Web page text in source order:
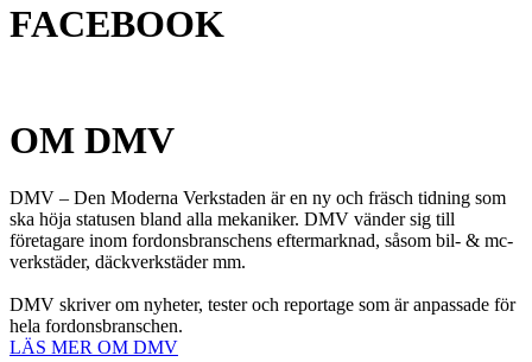
FACEBOOK
OM DMV
DMV – Den Moderna Verkstaden är en ny och fräsch tidning som
ska höja statusen bland alla mekaniker. DMV vänder sig till
företagare inom fordonsbranschens eftermarknad, såsom bil- & mc-
verkstäder, däckverkstäder mm.
DMV skriver om nyheter, tester och reportage som är anpassade för
hela fordonsbranschen.
LÄS MER OM DMV